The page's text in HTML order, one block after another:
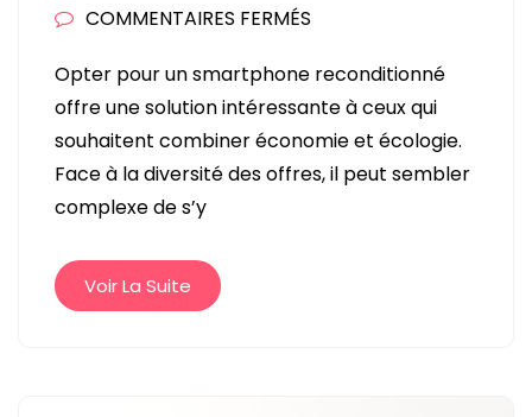
COMMENTAIRES FERMÉS
CHOISIR
SON
SMARTPHONE
RECONDITIONNÉ
Opter pour un smartphone reconditionné
offre une solution intéressante à ceux qui
souhaitent combiner économie et écologie.
Face à la diversité des offres, il peut sembler
complexe de s’y
Voir La Suite